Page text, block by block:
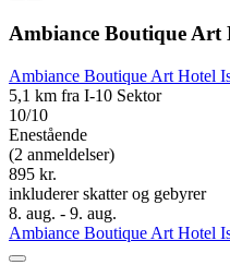
Ambiance Boutique Art
Ambiance Boutique Art Hotel
5,1 km fra I-10 Sektor
10/10
Enestående
(2 anmeldelser)
895 kr.
inkluderer skatter og gebyrer
8. aug. - 9. aug.
Ambiance Boutique Art Hotel